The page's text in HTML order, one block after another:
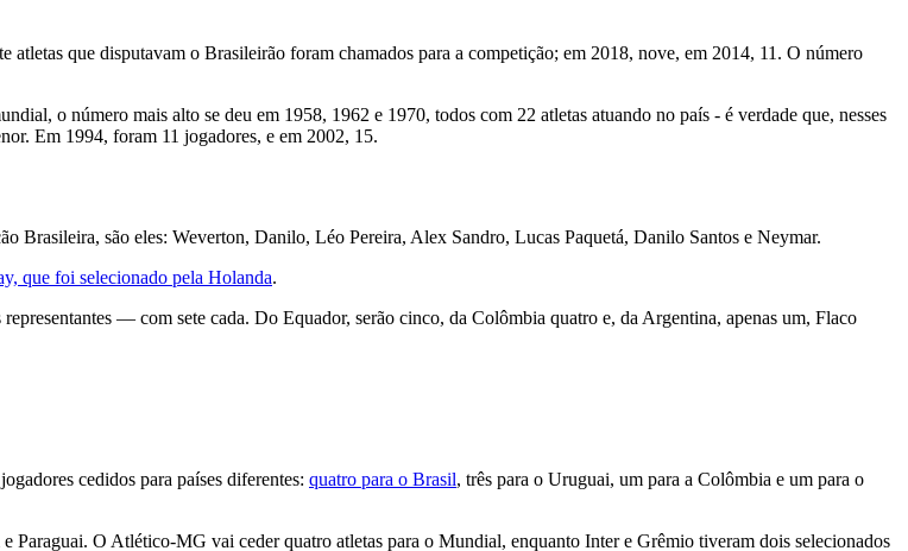
que disputavam o Brasileirão foram chamados para a competição; em 2018, nove, em 2014, 11. O número
o número mais alto se deu em 1958, 1962 e 1970, todos com 22 atletas atuando no país - é verdade que, nesses
Em 1994, foram 11 jogadores, e em 2002, 15.
Brasileira, são eles: Weverton, Danilo, Léo Pereira, Alex Sandro, Lucas Paquetá, Danilo Santos e Neymar.
que foi selecionado pela Holanda.
— com sete cada. Do Equador, serão cinco, da Colômbia quatro e, da Argentina, apenas um, Flaco
cedidos para países diferentes: quatro para o Brasil, três para o Uruguai, um para a Colômbia e um para o
O Atlético-MG vai ceder quatro atletas para o Mundial, enquanto Inter e Grêmio tiveram dois selecionados